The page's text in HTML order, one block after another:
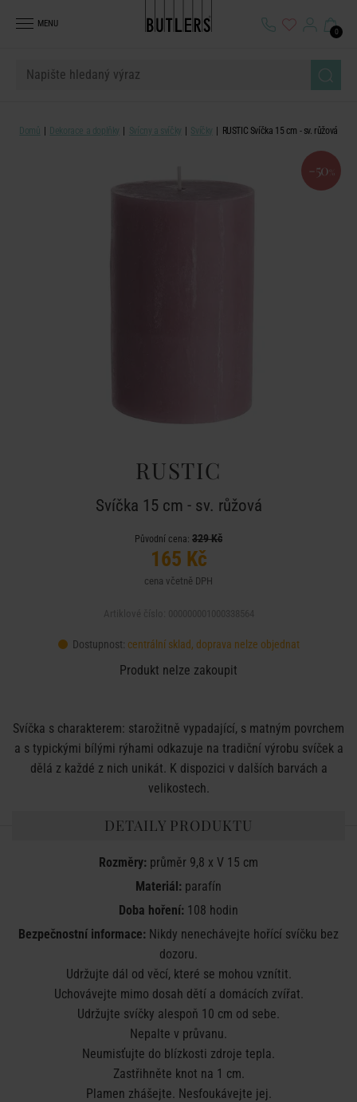
MENU
0
Domů Dekorace a doplňky Svícny a svíčky Svíčky RUSTIC Svíčka 15 cm - sv. růžová
-50 %
RUSTIC
Svíčka 15 cm - sv. růžová
Původní cena: 329 Kč
165 Kč
cena včetně DPH
Dostupnost: centrální sklad, doprava nelze objednat
Produkt nelze zakoupit
Svíčka s charakterem: starožitně vypadající, s matným povrchem
a s typickými bílými rýhami odkazuje na tradiční výrobu svíček a
dělá z každé z nich unikát. K dispozici v dalších barvách a
velikostech.
DETAILY PRODUKTU
Rozměry: průměr 9,8 x V 15 cm
Materiál: parafín
Doba hoření: 108 hodin
Bezpečnostní informace: Nikdy nenechávejte hořící svíčku bez
dozoru.
Udržujte dál od věcí, které se mohou vznítit.
Uchovávejte mimo dosah dětí a domácích zvířat.
Udržujte svíčky alespoň 10 cm od sebe.
Nepalte v průvanu.
Neumisťujte do blízkosti zdroje tepla.
Zastřihněte knot na 1 cm.
Plamen zhášejte. Nesfoukávejte jej.